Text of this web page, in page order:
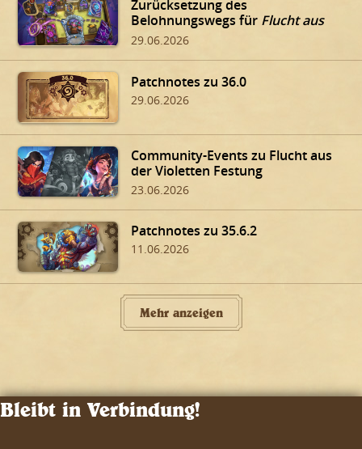
Zurücksetzung des
Belohnungswegs für Flucht aus
der Violetten Festung
29.06.2026
Patchnotes zu 36.0
29.06.2026
Community-Events zu Flucht aus
der Violetten Festung
23.06.2026
Patchnotes zu 35.6.2
11.06.2026
Mehr anzeigen
Bleibt in Verbindung!